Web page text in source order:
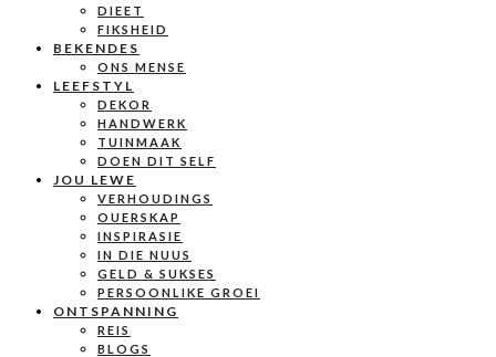
DIEET
FIKSHEID
BEKENDES
ONS MENSE
LEEFSTYL
DEKOR
HANDWERK
TUINMAAK
DOEN DIT SELF
JOU LEWE
VERHOUDINGS
OUERSKAP
INSPIRASIE
IN DIE NUUS
GELD & SUKSES
PERSOONLIKE GROEI
ONTSPANNING
REIS
BLOGS